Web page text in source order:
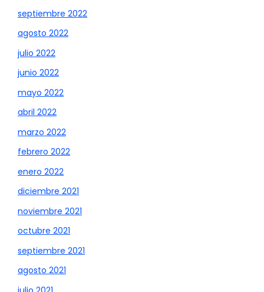
septiembre 2022
agosto 2022
julio 2022
junio 2022
mayo 2022
abril 2022
marzo 2022
febrero 2022
enero 2022
diciembre 2021
noviembre 2021
octubre 2021
septiembre 2021
agosto 2021